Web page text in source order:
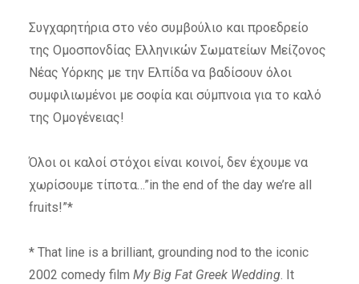
Συγχαρητήρια στο νέο συμβούλιο και προεδρείο
της Ομοσπονδίας Ελληνικών Σωματείων Μείζονος
Νέας Υόρκης με την Ελπίδα να βαδίσουν όλοι
συμφιλιωμένοι με σοφία και σύμπνοια για το καλό
της Ομογένειας!
Όλοι οι καλοί στόχοι είναι κοινοί, δεν έχουμε να
χωρίσουμε τίποτα…”in the end of the day we’re all
fruits!”*
* That line is a brilliant, grounding nod to the iconic
2002 comedy film My Big Fat Greek Wedding. It